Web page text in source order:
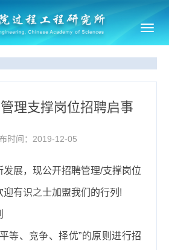
理支撑岗位招聘启事
时间：2019-12-05
发展，现公开招聘管理/支撑岗位
有识之士加盟我们的行列 !
等、竞争、择优”的原则进行招